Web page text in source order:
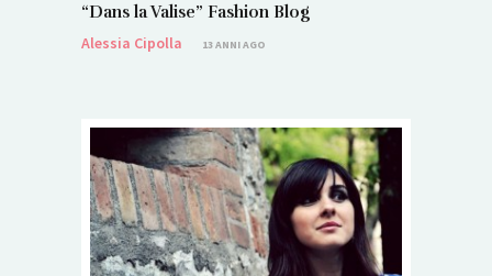
“Dans la Valise” Fashion Blog
Alessia Cipolla
13 ANNI AGO